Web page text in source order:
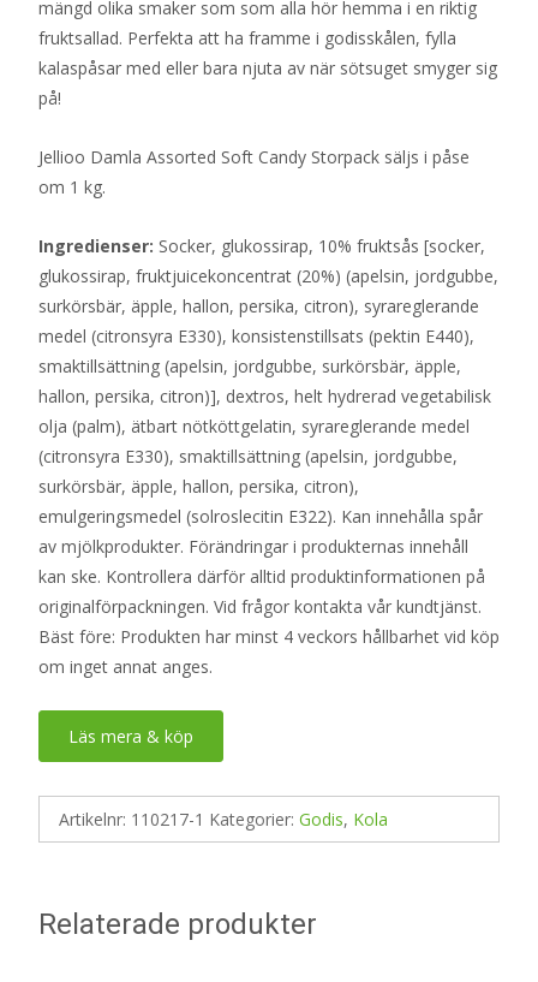
mängd olika smaker som som alla hör hemma i en riktig
fruktsallad. Perfekta att ha framme i godisskålen, fylla
kalaspåsar med eller bara njuta av när sötsuget smyger sig
på!
Jellioo Damla Assorted Soft Candy Storpack säljs i påse
om 1 kg.
Ingredienser: Socker, glukossirap, 10% fruktsås [socker,
glukossirap, fruktjuicekoncentrat (20%) (apelsin, jordgubbe,
surkörsbär, äpple, hallon, persika, citron), syrareglerande
medel (citronsyra E330), konsistenstillsats (pektin E440),
smaktillsättning (apelsin, jordgubbe, surkörsbär, äpple,
hallon, persika, citron)], dextros, helt hydrerad vegetabilisk
olja (palm), ätbart nötköttgelatin, syrareglerande medel
(citronsyra E330), smaktillsättning (apelsin, jordgubbe,
surkörsbär, äpple, hallon, persika, citron),
emulgeringsmedel (solroslecitin E322). Kan innehålla spår
av mjölkprodukter. Förändringar i produkternas innehåll
kan ske. Kontrollera därför alltid produktinformationen på
originalförpackningen. Vid frågor kontakta vår kundtjänst.
Bäst före: Produkten har minst 4 veckors hållbarhet vid köp
om inget annat anges.
Läs mera & köp
Artikelnr: 110217-1 Kategorier: Godis, Kola
Relaterade produkter